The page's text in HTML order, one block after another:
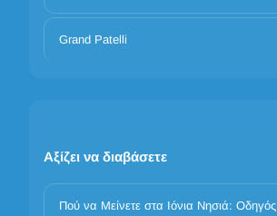
Grand Patelli
Αξίζει να διαβάσετε
Πού να Μείνετε στα Ιόνια Νησιά: Οδηγός